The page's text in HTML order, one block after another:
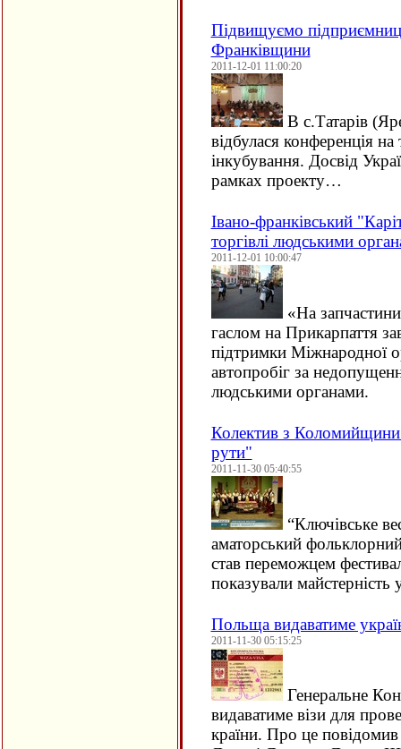
Підвищуємо
Франківщини
2011-12-01 11:00:20
В с.Татарів
відбулася конференція
інкубування. Досвід
рамках проекту…
Івано-франківський
торгівлі людськими
2011-12-01 10:00:47
«На
гаслом на Прикарпаття
підтримки Міжнародної
автопробіг за
людськими органами.
Колектив з
рути"
2011-11-30 05:40:55
“Ключівське
аматорський
став переможцем
показували майстерність
Польща видаватиме
2011-11-30 05:15:25
Генеральне
видаватиме візи для
країни. Про це